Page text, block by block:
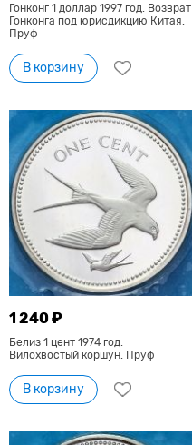
Гонконг 1 доллар 1997 год. Возврат
Гонконга под юрисдикцию Китая.
Пруф
В корзину
1 240 ₽
Белиз 1 цент 1974 год.
Вилохвостый коршун. Пруф
В корзину